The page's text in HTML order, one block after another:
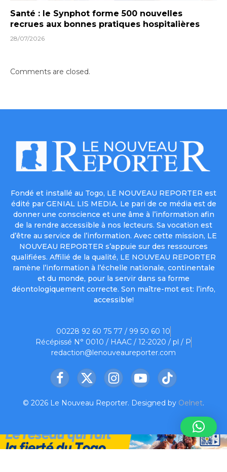
Santé : le Synphot forme 500 nouvelles
recrues aux bonnes pratiques hospitalières
28/07/2026
Comments are closed.
Fondé et installé au Togo, LE NOUVEAU REPORTER est
édité par GENIAL LIS MEDIA. Le pari de ce média est de
donner une conscience et une âme à l’information afin
de la rendre accessible à nos lecteurs. Sa vocation est
d’être au service de l’information. Avec cette mission, LE
NOUVEAU REPORTER s’appuie sur des ressources
qualifiées. Affilié de la qualité, LE NOUVEAU REPORTER
ramène l’information à l’échelle nationale, continentale
et du monde, pour la servir dans sa forme
déontologiquement correcte. Son maître-mot est: l’info,
accessible!
00228 92 60 75 77 / 99 50 60 10
Récépissé N° 0010 / HAAC / 12-2020 / pl / P
redaction@lenouveaureporter.com
Facebook
X
InstagramYouTubeTikTok
© 2026 Le Nouveau Reporter. Designed by Oelnet.